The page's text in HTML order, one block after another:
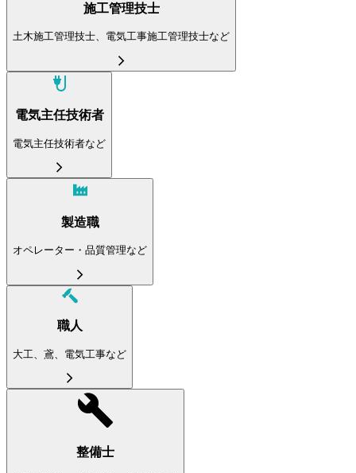
施工管理技士
土木施工管理技士、電気工事施工管理技士など
電気主任技術者
電気主任技術者など
製造職
オペレーター・品質管理など
職人
大工、鳶、電気工事など
整備士